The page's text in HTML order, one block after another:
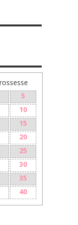
5
10
15
20
25
30
35
40